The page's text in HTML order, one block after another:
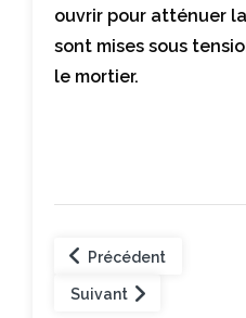
ouvrir pour atténuer
sont mises sous
le mortier.
Précédent
Suivant